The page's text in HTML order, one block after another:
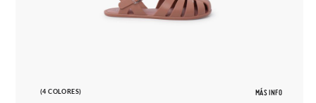
(4 COLORES) MÁS INFO